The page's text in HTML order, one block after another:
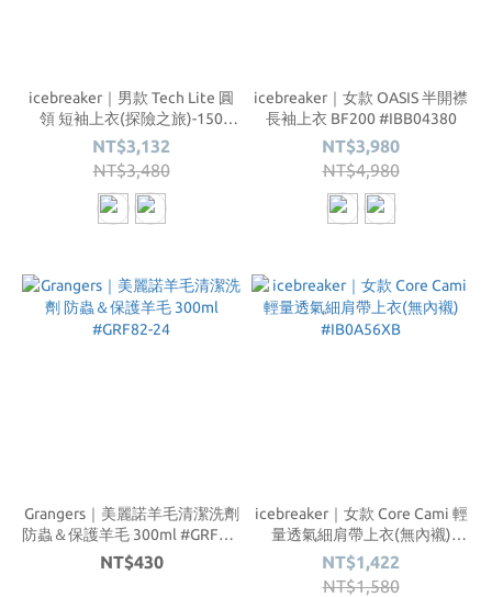
icebreaker｜男款 Tech Lite 圓
領 短袖上衣(探險之旅)-150
#IB0A576G
NT$3,132
NT$3,480
icebreaker｜女款 OASIS 半開襟
長袖上衣 BF200 #IBB04380
NT$3,980
NT$4,980
Grangers｜美麗諾羊毛清潔洗劑
防蟲＆保護羊毛 300ml #GRF82-
24
NT$430
icebreaker｜女款 Core Cami 輕
量透氣細肩帶上衣(無內襯)
#IB0A56XB
NT$1,422
NT$1,580